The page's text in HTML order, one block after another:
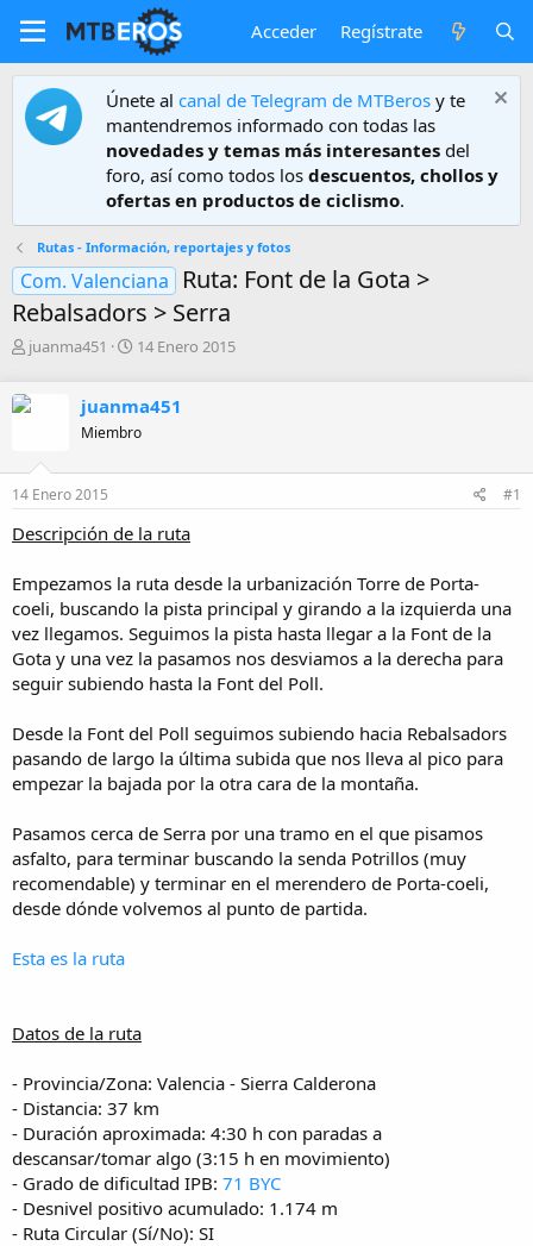
Acceder Regístrate
Únete al canal de Telegram de MTBeros y te
mantendremos informado con todas las
novedades y temas más interesantes del
foro, así como todos los descuentos, chollos y
ofertas en productos de ciclismo.
Rutas - Información, reportajes y fotos
Com. Valenciana
Ruta: Font de la Gota >
Rebalsadors > Serra
A
o
juanma451
F
h
a
e
i
i
o
14 Enero 2015
juanma451
Miembro
14 Enero 2015 #1
Descripción de la ruta
Empezamos la ruta desde la urbanización Torre de Porta-
coeli, buscando la pista principal y girando a la izquierda una
vez llegamos. Seguimos la pista hasta llegar a la Font de la
Gota y una vez la pasamos nos desviamos a la derecha para
seguir subiendo hasta la Font del Poll.
Desde la Font del Poll seguimos subiendo hacia Rebalsadors
pasando de largo la última subida que nos lleva al pico para
empezar la bajada por la otra cara de la montaña.
Pasamos cerca de Serra por una tramo en el que pisamos
asfalto, para terminar buscando la senda Potrillos (muy
recomendable) y terminar en el merendero de Porta-coeli,
desde dónde volvemos al punto de partida.
Esta es la ruta
Datos de la ruta
- Provincia/Zona: Valencia - Sierra Calderona
- Distancia: 37 km
- Duración aproximada: 4:30 h con paradas a
descansar/tomar algo (3:15 h en movimiento)
- Grado de dificultad IPB: 71 BYC
- Desnivel positivo acumulado: 1.174 m
- Ruta Circular (Sí/No): SI